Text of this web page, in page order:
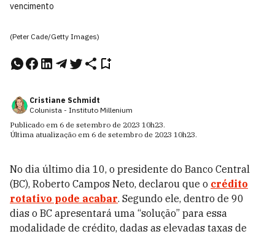
vencimento
(Peter Cade/Getty Images)
Cristiane Schmidt
Colunista - Instituto Millenium
Publicado em 6 de setembro de 2023 10h23.
Última atualização em 6 de setembro de 2023 10h23.
No dia último dia 10, o presidente do Banco Central
(BC), Roberto Campos Neto, declarou que o crédito
rotativo pode acabar. Segundo ele, dentro de 90
dias o BC apresentará uma “solução” para essa
modalidade de crédito, dadas as elevadas taxas de